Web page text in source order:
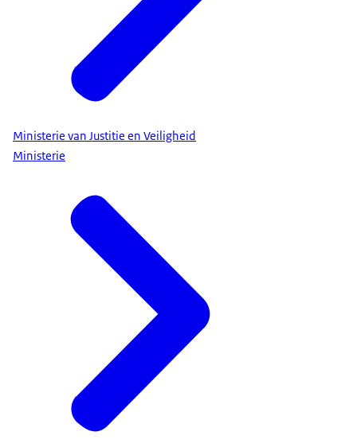
Ministerie van Justitie en Veiligheid
Ministerie